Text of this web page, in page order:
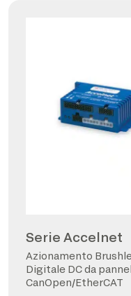
Serie Accelnet
Azionamento
Digitale DC da
CanOpen/EtherCAT